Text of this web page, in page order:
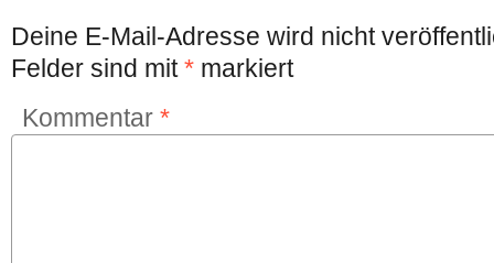
Deine E-Mail-Adresse wird nicht
Felder sind mit* markiert
Kommentar *